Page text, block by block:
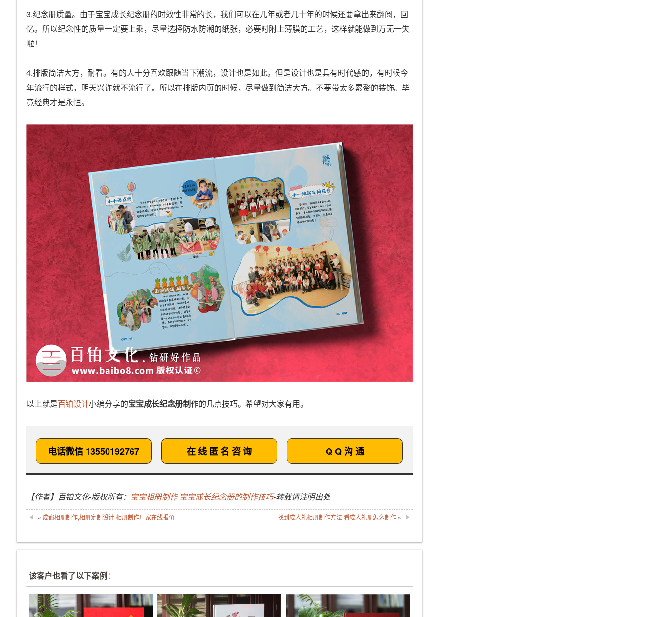
3.纪念册质量。由于宝宝成长纪念册的时效性非常的长，我们可以在几年或者几十年的时候还要拿出来翻阅，回
忆。所以纪念性的质量一定要上乘，尽量选择防水防潮的纸张，必要时附上薄膜的工艺，这样就能做到万无一失
啦！
4.排版简洁大方，耐看。有的人十分喜欢跟随当下潮流，设计也是如此。但是设计也是具有时代感的，有时候今
年流行的样式，明天兴许就不流行了。所以在排版内页的时候，尽量做到简洁大方。不要带太多累赘的装饰。毕
竟经典才是永恒。
以上就是百铂设计小编分享的宝宝成长纪念册制作的几点技巧。希望对大家有用。
电话微信 13550192767 在 线 匿 名 咨 询 Q Q 沟 通
【作者】百铂文化-版权所有： 宝宝相册制作 宝宝成长纪念册的制作技巧-转载请注明出处
« 成都相册制作,相册定制设计 相册制作厂家在线报价 找到成人礼相册制作方法 看成人礼册怎么制作»
该客户也看了以下案例：